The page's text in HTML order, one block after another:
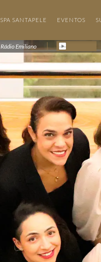
SPA SANTAPELE EVENTOS
Rádio Emiliano